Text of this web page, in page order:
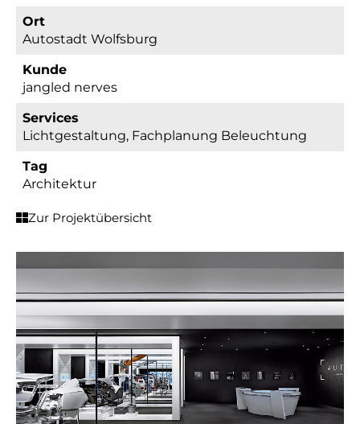
Ort
Autostadt Wolfsburg
Kunde
jangled nerves
Services
Lichtgestaltung, Fachplanung Beleuchtung
Tag
Architektur
Zur Projektübersicht